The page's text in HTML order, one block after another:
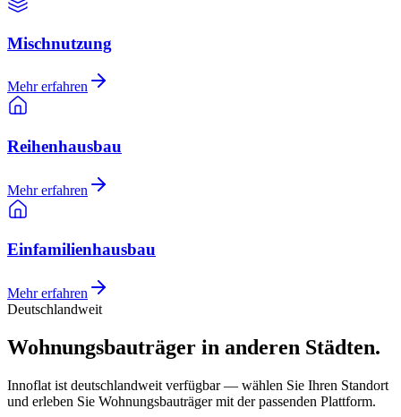
Mischnutzung
Mehr erfahren
Reihenhausbau
Mehr erfahren
Einfamilienhausbau
Mehr erfahren
Deutschlandweit
Wohnungsbauträger in anderen Städten.
Innoflat ist deutschlandweit verfügbar — wählen Sie Ihren Standort
und erleben Sie Wohnungsbauträger mit der passenden Plattform.